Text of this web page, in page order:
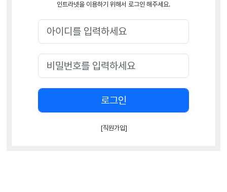
인트라넷을 이용하기 위해서 로그인 해주세요.
로그인
[직원가입]